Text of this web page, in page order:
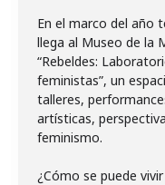
En el marco del año
llega al Museo de la
“Rebeldes:
feministas”, un
talleres,
artísticas,
feminismo.
¿Cómo se puede